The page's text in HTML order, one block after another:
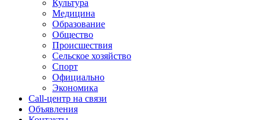
Культура
Медицина
Образование
Общество
Происшествия
Сельское хозяйство
Спорт
Официально
Экономика
Call-центр на связи
Объявления